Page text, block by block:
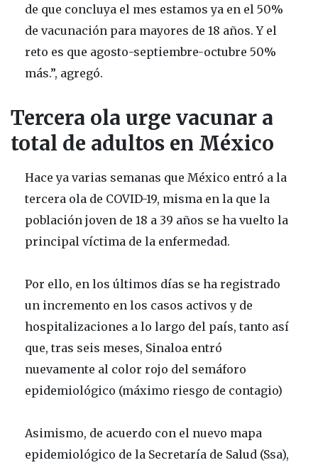
de que concluya el mes estamos ya en el 50%
de vacunación para mayores de 18 años. Y el
reto es que agosto-septiembre-octubre 50%
más.”, agregó.
Tercera ola urge vacunar a
total de adultos en México
Hace ya varias semanas que México entró a la
tercera ola de COVID-19, misma en la que la
población joven de 18 a 39 años se ha vuelto la
principal víctima de la enfermedad.
Por ello, en los últimos días se ha registrado
un incremento en los casos activos y de
hospitalizaciones a lo largo del país, tanto así
que, tras seis meses, Sinaloa entró
nuevamente al color rojo del semáforo
epidemiológico (máximo riesgo de contagio)
Asimismo, de acuerdo con el nuevo mapa
epidemiológico de la Secretaría de Salud (Ssa),